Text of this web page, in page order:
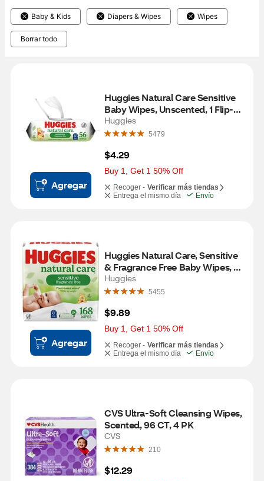
Baby & Kids Diapers & Wipes Wipes
Borrar todo
Agregar
Huggies Natural Care Sensitive
Baby Wipes, Unscented, 1 Flip-
Top Pack (56 Wipes Total)
Huggies
5479
$4.29
Buy 1, Get 1 50% Off
Recoger - Verificar más tiendas
Entrega el mismo día
Envío
Agregar
Huggies Natural Care, Sensitive
& Fragrance Free Baby Wipes, 3
PK, 168 CT
Huggies
5455
$9.89
Buy 1, Get 1 50% Off
Recoger - Verificar más tiendas
Entrega el mismo día
Envío
CVS Ultra-Soft Cleansing Wipes,
Scented, 96 CT, 4 PK
CVS
210
$12.29